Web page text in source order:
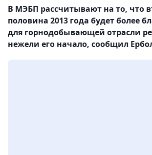
В МЭБП рассчитывают на то, что
половина 2013 года будет более
для горнодобывающей отрасли
нежели его начало, сообщил